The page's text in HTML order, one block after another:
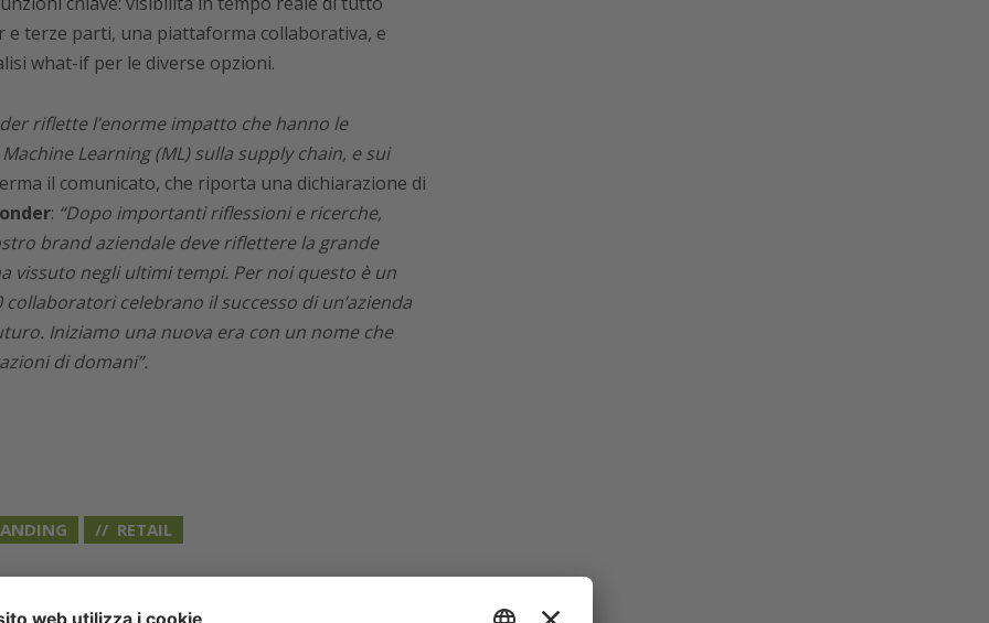
e terze parti, una piattaforma collaborativa, e
what-if per le diverse opzioni.
riflette l’enorme impatto che hanno le
Learning (ML) sulla supply chain, e sui
il comunicato, che riporta una dichiarazione di
: “Dopo importanti riflessioni e ricerche,
brand aziendale deve riflettere la grande
vissuto negli ultimi tempi. Per noi questo è un
celebrano il successo di un’azienda
Iniziamo una nuova era con un nome che
di domani”.
RETAIL